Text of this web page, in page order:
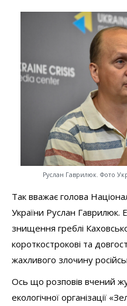
Руслан Гаврилюк. Фото
Так вважає голова
України Руслан Гаврилюк.
знищення греблі
короткострокові та
жахливого злочину
Ось що розповів вчений
екологічної організації